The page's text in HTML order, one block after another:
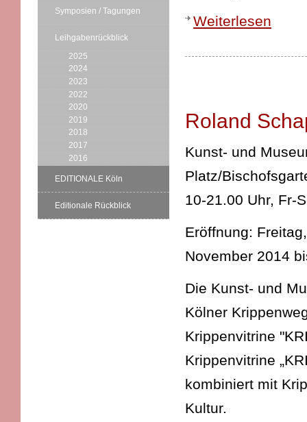
Symposien / Tagungen
Leihgabenrückblick
2025
2024
2023
2022
2020
2019
2018
2017
2016
EDITIONALE Köln
Editionale Rückblick
Weiterlesen
Roland
Kunst- und
Platz/
10-21.00 Uhr, Fr-
Eröffnung:
November 2014
Die Kunst- und
Kölner
Krippenvitrine
Krippenvitrine
kombiniert mit
Kultur.